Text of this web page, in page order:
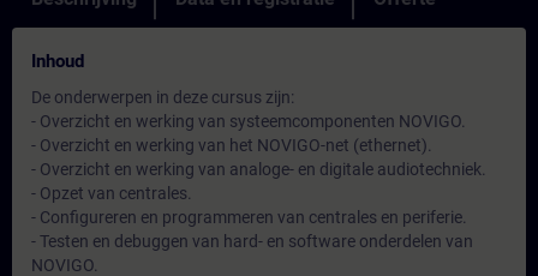
Inhoud
De onderwerpen in deze cursus zijn:
- Overzicht en werking van systeemcomponenten NOVIGO.
- Overzicht en werking van het NOVIGO-net (ethernet).
- Overzicht en werking van analoge- en digitale audiotechniek.
- Opzet van centrales.
- Configureren en programmeren van centrales en periferie.
- Testen en debuggen van hard- en software onderdelen van
NOVIGO.